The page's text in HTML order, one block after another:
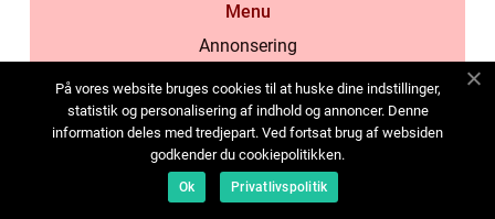
Menu
Annonsering
Cookies
Kontakta oss
Sitemap
På vores website bruges cookies til at huske dine indstillinger,
statistik og personalisering af indhold og annoncer. Denne
information deles med tredjepart. Ved fortsat brug af websiden
godkender du cookiepolitikken.
Ok Privatlivspolitik